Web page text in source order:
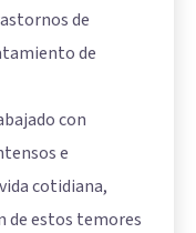
de
de
con
e
cotidiana,
de estos temores